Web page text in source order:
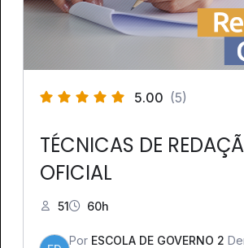
5.00 (5)
TÉCNICAS DE
OFICIAL
51 60h
Por ESCOLA DE GOVERNO 2